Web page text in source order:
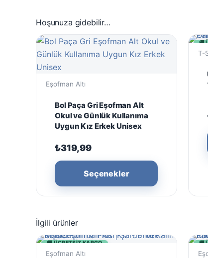
Hoşunuza gidebilir…
Eşofman Altı
Bol Paça Gri Eşofman Alt
Okul ve Günlük Kullanıma
Uygun Kız Erkek Unisex
₺319,99
Seçenekler
birden
Seçenekler
🚚
T-
İlgili ürünler
🚚 ÜCRETSIZ KARGO
Eşofman Altı
🚚